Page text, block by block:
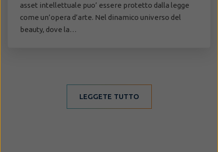
asset intellettuale puo’ essere protetto dalla legge
come un’opera d’arte. Nel dinamico universo del
beauty, dove la…
LEGGETE TUTTO